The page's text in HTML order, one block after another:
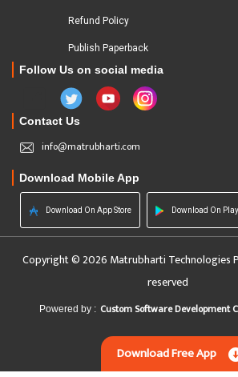
Refund Policy
Publish Paperback
Follow Us on social media
Contact Us
info@matrubharti.com
Download Mobile App
Download On App Store Download On
Copyright © 2026 Matrubharti Technologies
reserved
Powered by : Custom Software Development
Download Free App